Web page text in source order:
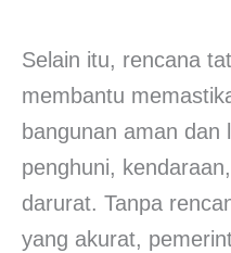
Selain itu, rencana
membantu
bangunan aman dan
penghuni,
darurat. Tanpa
yang akurat,